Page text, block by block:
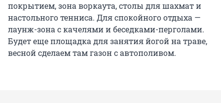
покрытием, зона воркаута, столы для шахмат и
настольного тенниса. Для спокойного отдыха —
лаунж-зона с качелями и беседками-перголами.
Будет еще площадка для занятия йогой на траве,
весной сделаем там газон с автополивом.